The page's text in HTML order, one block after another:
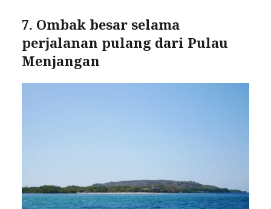
7. Ombak besar selama
perjalanan pulang dari Pulau
Menjangan